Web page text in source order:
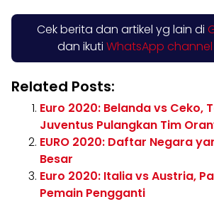
Cek berita dan artikel yg lain di
dan ikuti WhatsApp channel
Related Posts:
Euro 2020: Belanda vs Ceko,
Juventus Pulangkan Tim
EURO 2020: Daftar Negara
Besar
Euro 2020: Italia vs Austria,
Pemain Pengganti